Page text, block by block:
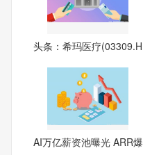
头条：希玛医疗(03309.H
AI万亿薪资池曝光 ARR爆